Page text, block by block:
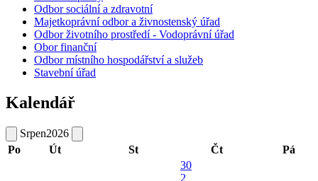
Odbor sociální a zdravotní
Majetkoprávní odbor a živnostenský úřad
Odbor životního prostředí - Vodoprávní úřad
Obor finanční
Odbor místního hospodářství a služeb
Stavební úřad
Kalendář
Srpen2026
Po
Út St Čt Pá
30
2